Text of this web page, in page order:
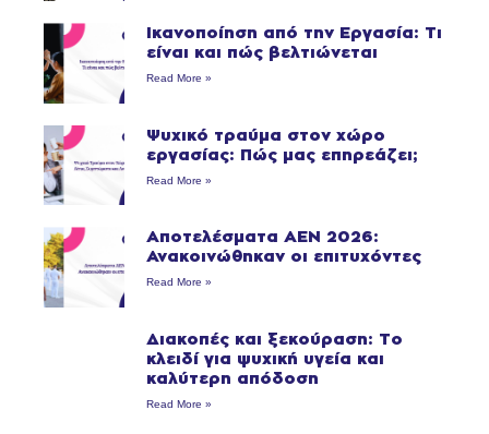
Ικανοποίηση από την Εργασία: Τι
είναι και πώς βελτιώνεται
Read More »
Ψυχικό τραύμα στον χώρο
εργασίας: Πώς μας επηρεάζει;
Read More »
Αποτελέσματα ΑΕΝ 2026:
Ανακοινώθηκαν οι επιτυχόντες
Read More »
Διακοπές και ξεκούραση: Το
κλειδί για ψυχική υγεία και
καλύτερη απόδοση
Read More »